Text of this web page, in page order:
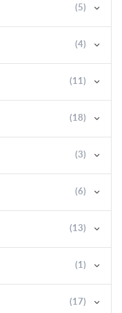
(5)
(4)
(11)
(18)
(3)
(6)
(13)
(1)
(17)